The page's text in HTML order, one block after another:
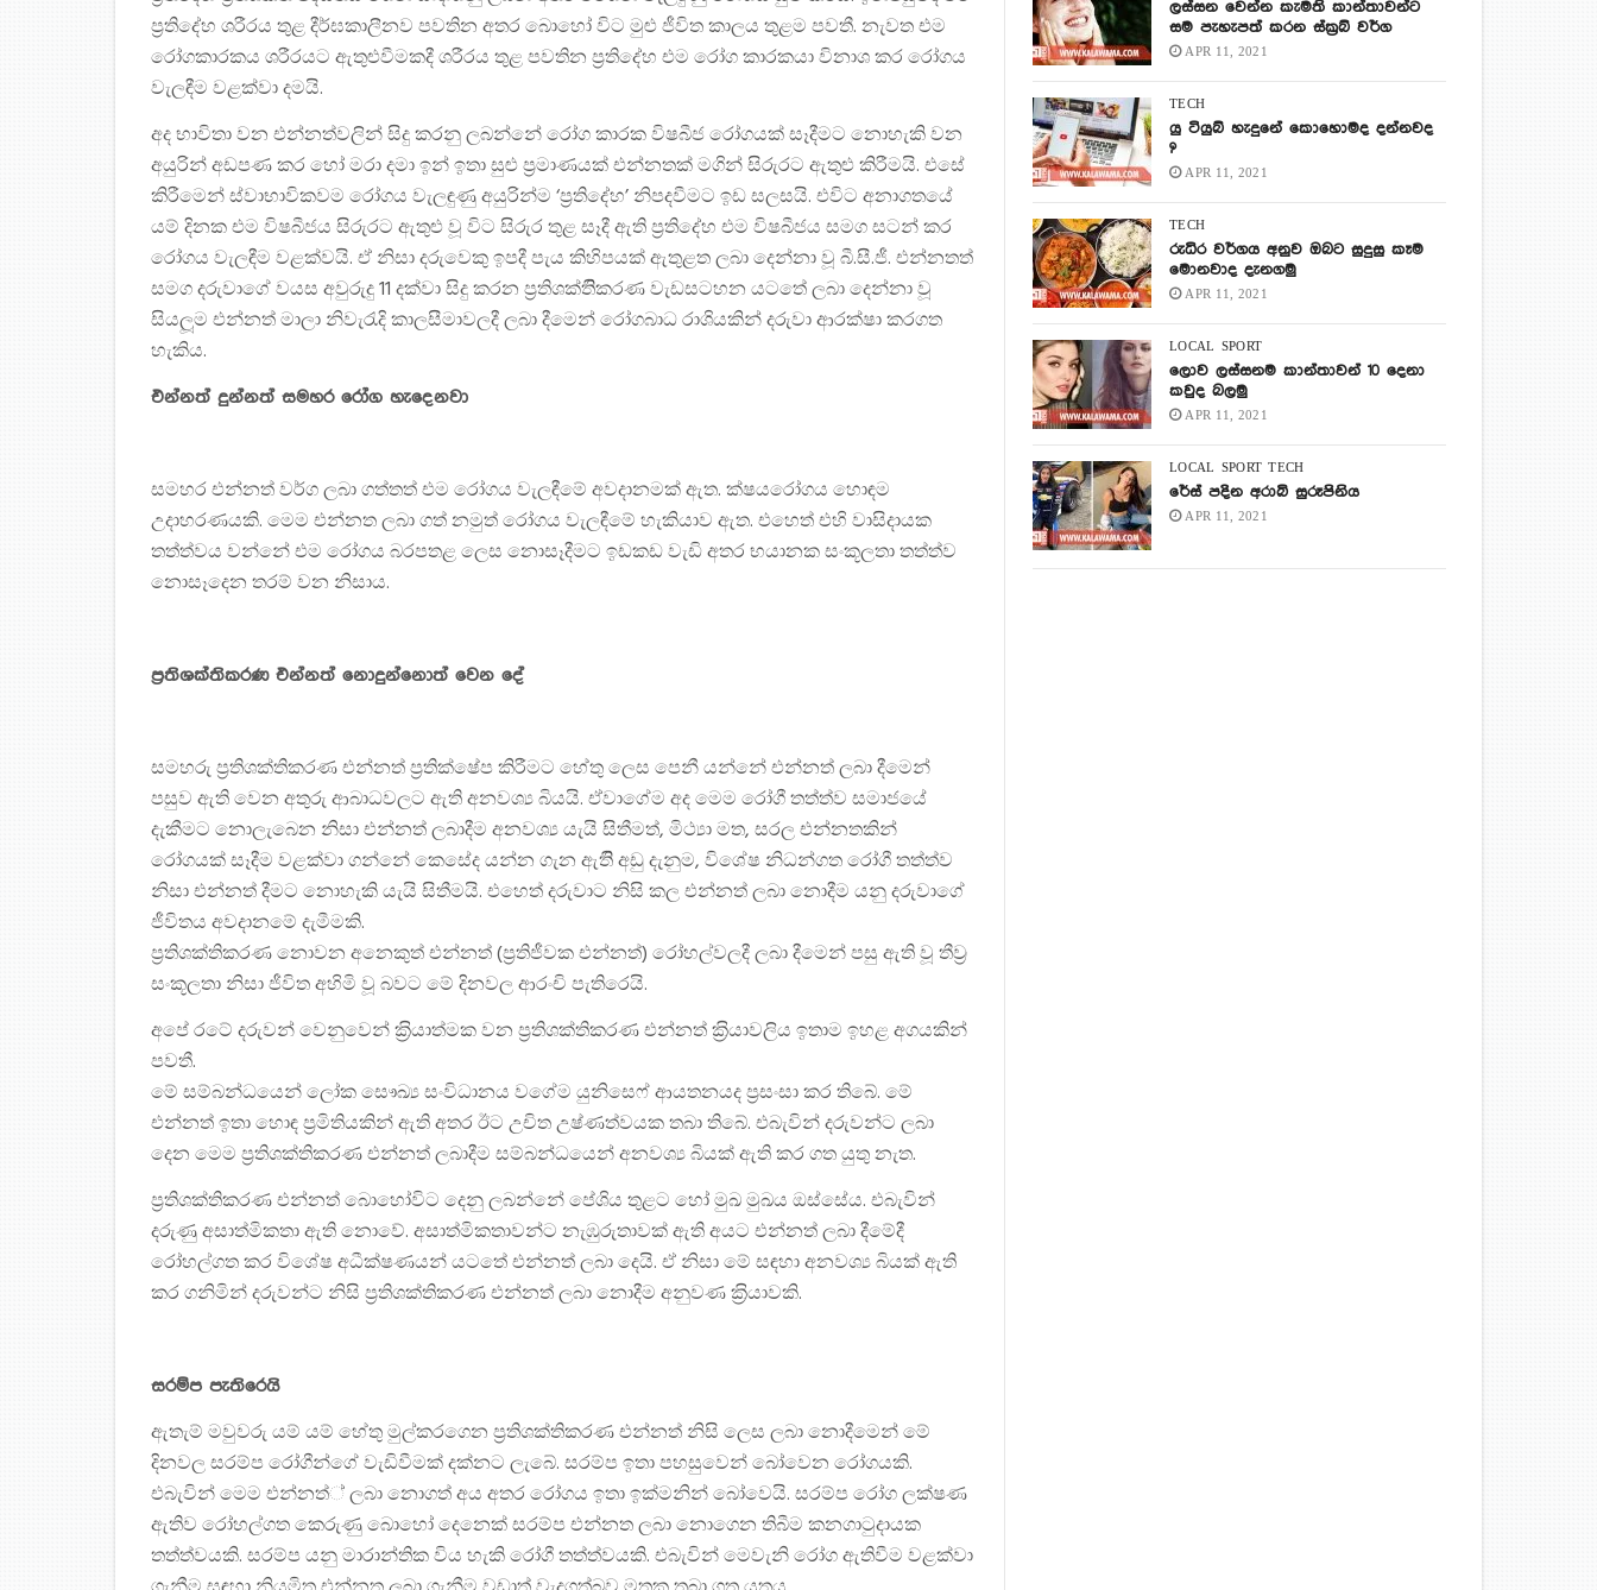
ප‍්‍රතිදේහ ශරීරය තුළ දීර්ඝකාලීනව පවතින අතර බොහෝ විට මුළු ජීවිත කාලය තුළම පවතී. නැවත එම
රෝගකාරකය ශරීරයට ඇතුළුවීමකදී ශරීරය තුළ පවතින ප‍්‍රතිදේහ එම රෝග කාරකයා විනාශ කර රෝගය
වැලඳීම වළක්වා දමයි.
අද භාවිතා වන එන්නත්වලින් සිදු කරනු ලබන්නේ රෝග කාරක විෂබීජ රෝගයක් සෑදීමට නොහැකි වන
අයුරින් අඩපණ කර හෝ මරා දමා ඉන් ඉතා සුළු ප‍්‍රමාණයක් එන්නතක් මගින් සිරුරට ඇතුළු කිරීමයි. එසේ
කිරීමෙන් ස්වාභාවිකවම රෝගය වැලඳුණු අයුරින්ම ‘ප‍්‍රතිදේහ’ නිපදවීමට ඉඩ සලසයි. එවිට අනාගතයේ
යම් දිනක එම විෂබීජය සිරුරට ඇතුළු වූ විට සිරුර තුළ සෑදී ඇති ප‍්‍රතිදේහ එම විෂබීජය සමග සටන් කර
රෝගය වැලඳීම වළක්වයි. ඒ නිසා දරුවෙකු ඉපදී පැය කිහිපයක් ඇතුළත ලබා දෙන්නා වූ බී.සී.ජී. එන්නතත්
සමග දරුවාගේ වයස අවුරුදු 11 දක්වා සිදු කරන ප‍්‍රතිශක්තිිකරණ වැඩසටහන යටතේ ලබා දෙන්නා වූ
සියලූම එන්නත් මාලා නිවැරැදි කාලසීමාවලදී ලබා දීමෙන් රෝගබාධ රාශියකින් දරුවා ආරක්ෂා කරගත
හැකිය.
එන්නත් දුන්නත් සමහර රෝග හැදෙනවා
සමහර එන්නත් වර්ග ලබා ගත්තත් එම රෝගය වැලඳීමේ අවදානමක් ඇත. ක්ෂයරෝගය හොඳම
උදාහරණයකි. මෙම එන්නත ලබා ගත් නමුත් රෝගය වැලඳීමේ හැකියාව ඇත. එහෙත් එහි වාසිදායක
තත්ත්වය වන්නේ එම රෝගය බරපතළ ලෙස නොසෑදීමට ඉඩකඩ වැඩි අතර භයානක සංකූලතා තත්ත්ව
නොසෑදෙන තරම් වන නිසාය.
ප‍්‍රතිශක්තිකරණ එන්නත් නොදුන්නොත් වෙන දේ
සමහරු ප‍්‍රතිශක්තිකරණ එන්නත් ප‍්‍රතික්ෂේප කිරීමට හේතු ලෙස පෙනී යන්නේ එන්නත් ලබා දීමෙන්
පසුව ඇති වෙන අතුරු ආබාධවලට ඇති අනවශ්‍ය බියයි. ඒවාගේම අද මෙම රෝගී තත්ත්ව සමාජයේ
දැකීමට නොලැබෙන නිසා එන්නත් ලබාදීම අනවශ්‍ය යැයි සිතීමත්, මිථ්‍යා මත, සරල එන්නතකින්
රෝගයක් සෑදීම වළක්වා ගන්නේ කෙසේද යන්න ගැන ඇතිි අඩු දැනුම, විශේෂ නිධන්ගත රෝගී තත්ත්ව
නිසා එන්නත් දීමට නොහැකි යැයි සිතීමයි. එහෙත් දරුවාට නිසි කල එන්නත් ලබා නොදීම යනු දරුවාගේ
ජීවිතය අවදානමේ දැමීමකි.
ප‍්‍රතිශක්තිකරණ නොවන අනෙකුත් එන්නත් (ප‍්‍රතිජීවක එන්නත්) රෝහල්වලදී ලබා දීමෙන් පසු ඇති වූ තීව‍්‍ර
සංකූලතා නිසා ජීවිත අහිමි වූ බවට මේ දිනවල ආරංචි පැතිරෙයි.
අපේ රටේ දරුවන් වෙනුවෙන් ක‍්‍රියාත්මක වන ප‍්‍රතිශක්තිකරණ එන්නත් ක‍්‍රියාවලිය ඉතාම ඉහළ අගයකින්
පවතී.
මේ සම්බන්ධයෙන් ලෝක සෞඛ්‍ය සංවිධානය වගේම යුනිසෙෆ් ආයතනයද ප‍්‍රසංසා කර තිබේ. මේ
එන්නත් ඉතා හොඳ ප‍්‍රමිතියකින් ඇති අතර ඊට උචිත උෂ්ණත්වයක තබා තිබේ. එබැවින් දරුවන්ට ලබා
දෙන මෙම ප‍්‍රතිශක්තිකරණ එන්නත් ලබාදීම සම්බන්ධයෙන් අනවශ්‍ය බියක් ඇති කර ගත යුතු නැත.
ප‍්‍රතිශක්තිකරණ එන්නත් බොහෝවිට දෙනු ලබන්නේ පේශිය තුළට හෝ මුඛ මුඛය ඔස්සේය. එබැවින්
දරුණු අසාත්මිකතා ඇති නොවේ. අසාත්මිකතාවන්ට නැඹුරුතාවක් ඇති අයට එන්නත් ලබා දීමේදී
රෝහල්ගත කර විශේෂ අධීක්ෂණයන් යටතේ එන්නත් ලබා දෙයි. ඒ නිසා මේ සඳහා අනවශ්‍ය බියක් ඇති
කර ගනිමින් දරුවන්ට නිසි ප‍්‍රතිශක්තිකරණ එන්නත් ලබා නොදීම අනුවණ ක‍්‍රියාවකි.
සරම්ප පැතිරෙයි
ඇතැම් මවුවරු යම් යම් හේතු මුල්කරගෙන ප‍්‍රතිශක්තිකරණ එන්නත් නිසි ලෙස ලබා නොදීමෙන් මේ
දිනවල සරම්ප රෝගීන්ගේ වැඩිවීමක් දක්නට ලැබේ. සරම්ප ඉතා පහසුවෙන් බෝවෙන රෝගයකි.
එබැවින් මෙම එන්නත්් ලබා නොගත් අය අතර රෝගය ඉතා ඉක්මනින් බෝවෙයි. සරම්ප රෝග ලක්ෂණ
ඇතිව රෝහල්ගත කෙරුණු බොහෝ දෙනෙක් සරම්ප එන්නත ලබා නොගෙන තිබීම කනගාටුදායක
තත්ත්වයකි. සරම්ප යනු මාරාන්තික විය හැකි රෝගී තත්ත්වයකි. එබැවින් මෙවැනි රෝග ඇතිවීම වළක්වා
ලස්සන වෙන්න කැමති කාන්තාවන්ට
සම පැහැපත් කරන ස්ක්‍රබ් වර්ග
APR 11, 2021
TECH
යු ටියුබ් හැදුනේ කොහොමද දන්නවද
?
APR 11, 2021
TECH
රුධිර වර්ගය අනුව ඔබට සුදුසු කෑම
මොනවාද දැනගමු
APR 11, 2021
LOCAL SPORT
ලොව ලස්සනම කාන්තාවන් 10 දෙනා
කවුද බලමු
APR 11, 2021
LOCAL SPORT TECH
රේස් පදින අරාබි සුරූපිනිය
APR 11, 2021